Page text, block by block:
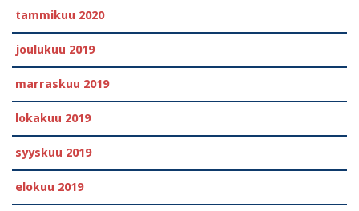
tammikuu 2020
joulukuu 2019
marraskuu 2019
lokakuu 2019
syyskuu 2019
elokuu 2019